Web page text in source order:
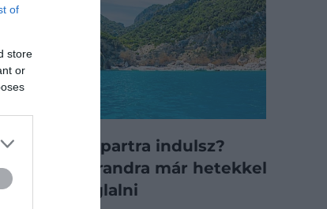
of
store
or
Olasz tengerpartra indulsz?
álomstrandra már hetekkel
kell foglalni